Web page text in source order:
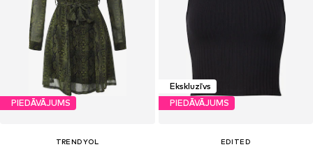
PIEDĀVĀJUMS
TRENDYOL
Ekskluzīvs
PIEDĀVĀJUMS
EDITED